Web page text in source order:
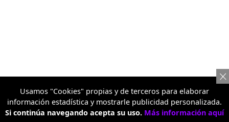
Usamos "Cookies" propias y de terceros para elaborar
información estadística y mostrarle publicidad personalizada.
Si continúa navegando acepta su uso. Más información aquí